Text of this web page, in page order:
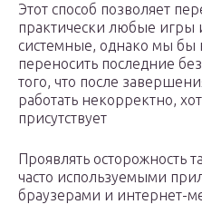
Этот способ позволяет
практически любые игры
системные, однако мы бы
переносить последние
того, что после
работать некорректно,
присутствует
Проявлять осторожность
часто используемыми
браузерами и интернет-